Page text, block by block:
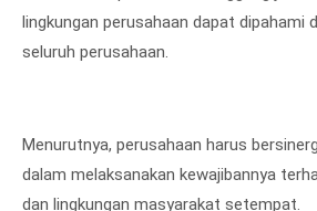
lingkungan perusahaan dapat dipahami
seluruh perusahaan.
Menurutnya, perusahaan harus
dalam melaksanakan kewajibannya
dan lingkungan masyarakat setempat.